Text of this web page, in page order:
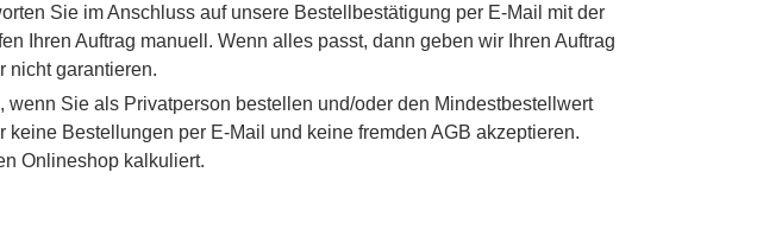
Sie im Anschluss auf unsere Bestellbestätigung per E-Mail mit der
Ihren Auftrag manuell. Wenn alles passt, dann geben wir Ihren Auftrag
nicht garantieren.
Sie als Privatperson bestellen und/oder den Mindestbestellwert
Bestellungen per E-Mail und keine fremden AGB akzeptieren.
Onlineshop kalkuliert.